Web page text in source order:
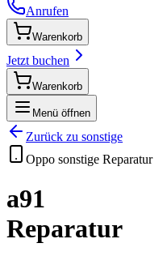
Anrufen
Warenkorb
Jetzt buchen
Warenkorb
Menü öffnen
Zurück zu sonstige
Oppo sonstige Reparatur
a91
Reparatur